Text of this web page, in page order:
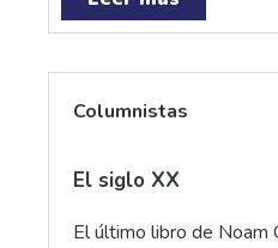
Columnistas
El siglo XX
El último libro de Noam